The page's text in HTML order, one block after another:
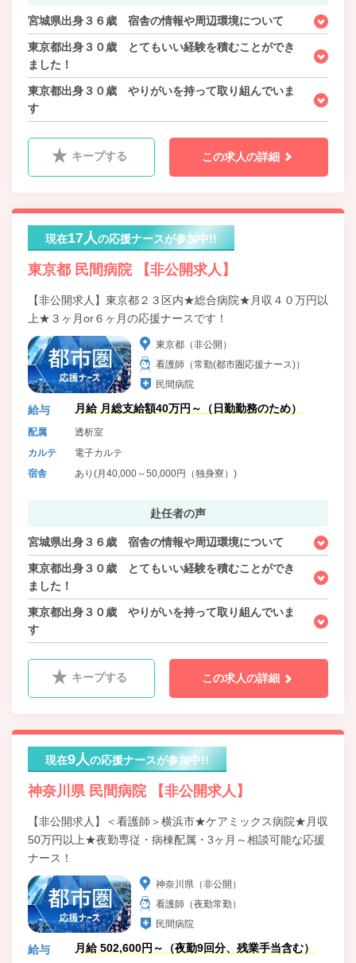
宮城県出身３６歳 宿舎の情報や周辺環境について
東京都出身３０歳 とてもいい経験を積むことができ
ました！
東京都出身３０歳 やりがいを持って取り組んでいま
す
キープする この求人の詳細
現在17人の応援ナースが参加中!!
東京都 民間病院 【非公開求人】
【非公開求人】東京都２３区内★総合病院★月収４０万円以
上★３ヶ月or６ヶ月の応援ナースです！
東京都（非公開）
看護師（常勤(都市圏応援ナース)）
民間病院
給与 月給 月総支給額40万円～（日勤勤務のため）
配属
透析室
カルテ
電子カルテ
宿舎
あり(月40,000～50,000円（独身寮）)
赴任者の声
宮城県出身３６歳 宿舎の情報や周辺環境について
東京都出身３０歳 とてもいい経験を積むことができ
ました！
東京都出身３０歳 やりがいを持って取り組んでいま
す
キープする この求人の詳細
現在9人の応援ナースが参加中!!
神奈川県 民間病院 【非公開求人】
【非公開求人】＜看護師＞横浜市★ケアミックス病院★月収
50万円以上★夜勤専従・病棟配属・3ヶ月～相談可能な応援
ナース！
神奈川県（非公開）
看護師（夜勤常勤）
民間病院
給与 月給 502,600円～（夜勤9回分、残業手当含む）